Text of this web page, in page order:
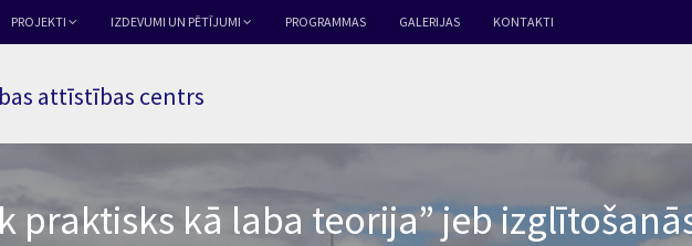
PROJEKTI IZDEVUMI UN PĒTĪJUMI PROGRAMMAS GALERIJAS KONTAKTI
attīstības centrs
praktisks kā laba teorija” jeb